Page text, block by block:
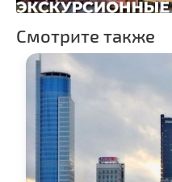
заказники
Смотрите также